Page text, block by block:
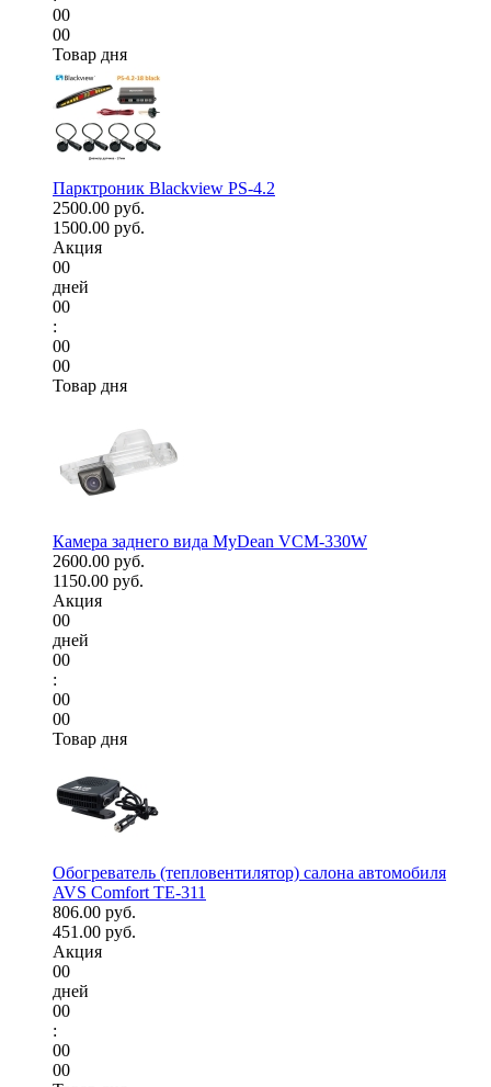
00
00
Товар дня
Парктроник Blackview PS-4.2
2500.00 руб.
1500.00 руб.
Акция
00
дней
00
:
00
00
Товар дня
Камера заднего вида MyDean VCM-330W
2600.00 руб.
1150.00 руб.
Акция
00
дней
00
:
00
00
Товар дня
Обогреватель (тепловентилятор) салона автомобиля
AVS Comfort TE-311
806.00 руб.
451.00 руб.
Акция
00
дней
00
:
00
00